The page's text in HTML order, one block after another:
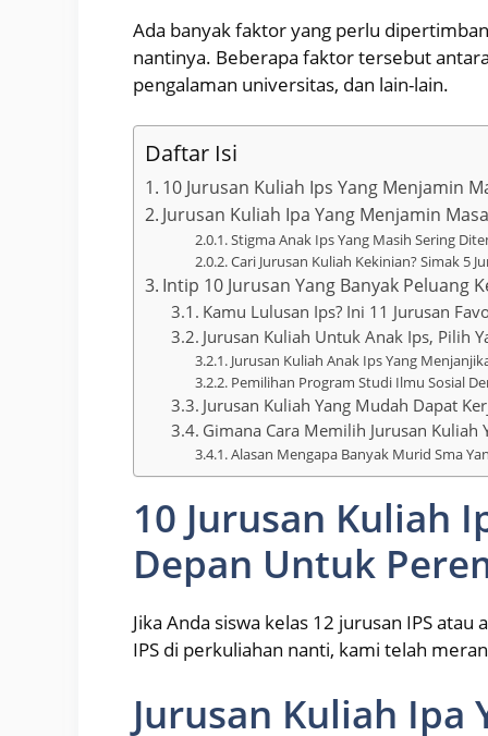
Ada banyak faktor yang perlu
nantinya. Beberapa faktor tersebut
pengalaman universitas, dan lain-lain.
Daftar Isi
10 Jurusan Kuliah Ips Yang Menjamin
Jurusan Kuliah Ipa Yang Menjamin
Stigma Anak Ips Yang Masih Sering
Cari Jurusan Kuliah Kekinian? Simak 5
Intip 10 Jurusan Yang Banyak Peluang
Kamu Lulusan Ips? Ini 11 Jurusan
Jurusan Kuliah Untuk Anak Ips, Pilih
Jurusan Kuliah Anak Ips Yang
Pemilihan Program Studi Ilmu Sosial
Jurusan Kuliah Yang Mudah Dapat
Gimana Cara Memilih Jurusan Kuliah
Alasan Mengapa Banyak Murid Sma
10 Jurusan Kuliah
Depan Untuk
Jika Anda siswa kelas 12 jurusan IPS
IPS di perkuliahan nanti, kami telah
Jurusan Kuliah Ipa